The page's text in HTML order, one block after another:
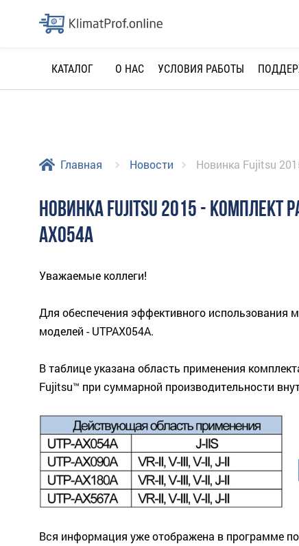
КАТАЛОГ О НАС УСЛОВИЯ РАБОТЫ
Главная Новости Новинка Fujitsu
НОВИНКА FUJITSU 2015 - КОМПЛЕКТ
AX054A
Уважаемые коллеги!
Для обеспечения эффективного использования
моделей - UTPAX054A.
В таблице указана область применения
Fujitsu™ при суммарной производительности
Вся информация уже отображена в программе